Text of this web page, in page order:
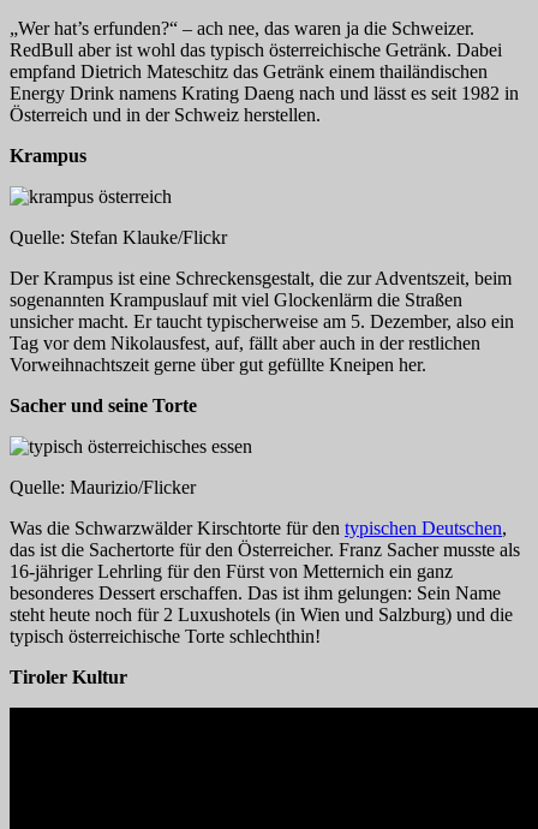
„Wer hat’s erfunden?“ – ach nee, das waren ja die Schweizer.
RedBull aber ist wohl das typisch österreichische Getränk. Dabei
empfand Dietrich Mateschitz das Getränk einem thailändischen
Energy Drink namens Krating Daeng nach und lässt es seit 1982 in
Österreich und in der Schweiz herstellen.
Krampus
Quelle: Stefan Klauke/Flickr
Der Krampus ist eine Schreckensgestalt, die zur Adventszeit, beim
sogenannten Krampuslauf mit viel Glockenlärm die Straßen
unsicher macht. Er taucht typischerweise am 5. Dezember, also ein
Tag vor dem Nikolausfest, auf, fällt aber auch in der restlichen
Vorweihnachtszeit gerne über gut gefüllte Kneipen her.
Sacher und seine Torte
Quelle: Maurizio/Flicker
Was die Schwarzwälder Kirschtorte für den typischen Deutschen,
das ist die Sachertorte für den Österreicher. Franz Sacher musste als
16-jähriger Lehrling für den Fürst von Metternich ein ganz
besonderes Dessert erschaffen. Das ist ihm gelungen: Sein Name
steht heute noch für 2 Luxushotels (in Wien und Salzburg) und die
typisch österreichische Torte schlechthin!
Tiroler Kultur